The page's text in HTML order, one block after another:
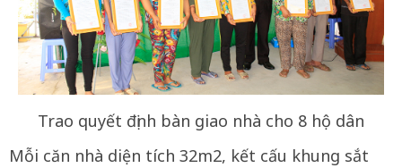
Trao quyết định bàn giao nhà cho 8 hộ dân
Mỗi căn nhà diện tích 32m2, kết cấu khung sắt